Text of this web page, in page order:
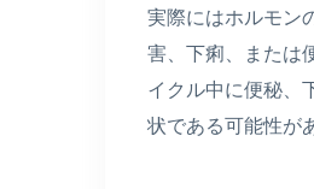
実際にはホルモン
害、下痢、または
イクル中に便秘、
状である可能性が